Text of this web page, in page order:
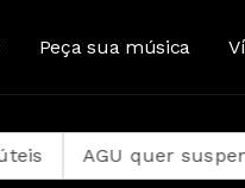
Peça sua música
suspender a